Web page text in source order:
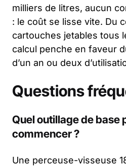
milliers de litres, aucun
: le coût se lisse vite. Du
cartouches jetables tous
calcul penche en faveur
d’un an ou deux
Questions
Quel outillage de base
commencer ?
Une perceuse-visseuse